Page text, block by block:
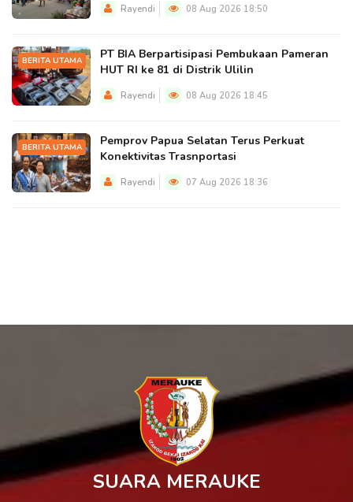
Rayendi 08 Aug 2026 18:50
BERITA UTAMA
PT BIA Berpartisipasi Pembukaan Pameran
HUT RI ke 81 di Distrik Ulilin
Rayendi 08 Aug 2026 18:45
BERITA UTAMA
Pemprov Papua Selatan Terus Perkuat
Konektivitas Trasnportasi
Rayendi 07 Aug 2026 18:36
SUARA MERAUKE